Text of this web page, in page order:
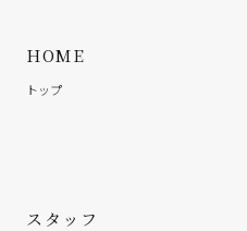
HOME
トップ
スタッフ